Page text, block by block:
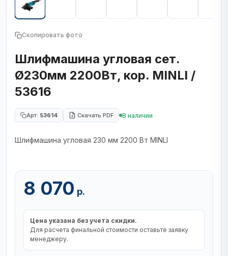
Скопировать фото
Шлифмашина угловая сет.
Ø230мм 2200Вт, кор. MINLI /
53616
Арт: 53614 Скачать PDF В наличии
Шлифмашина угловая 230 мм 2200 Вт MINLI
8 070 р.
Цена указана без учета скидки.
Для расчета финальной стоимости оставьте заявку
менеджеру.